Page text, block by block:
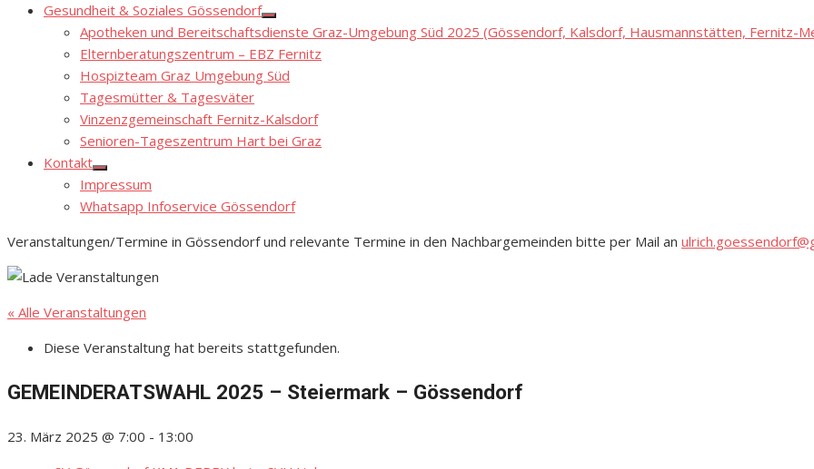
Gesundheit & Soziales Gössendorf
Show
sub
menu
Apotheken und Bereitschaftsdienste Graz-Umgebung Süd 2025 (Gössendorf, Kalsdorf, Hausmannstätten, Fernitz-
Elternberatungszentrum – EBZ Fernitz
Hospizteam Graz Umgebung Süd
Tagesmütter & Tagesväter
Vinzenzgemeinschaft Fernitz-Kalsdorf
Senioren-Tageszentrum Hart bei Graz
Kontakt
Show
sub
menu
Impressum
Whatsapp Infoservice Gössendorf
Veranstaltungen/Termine in Gössendorf und relevante Termine in den Nachbargemeinden bitte per Mail an
« Alle Veranstaltungen
Diese Veranstaltung hat bereits stattgefunden.
GEMEINDERATSWAHL 2025 – Steiermark – Gössendorf
23. März 2025 @ 7:00 - 13:00